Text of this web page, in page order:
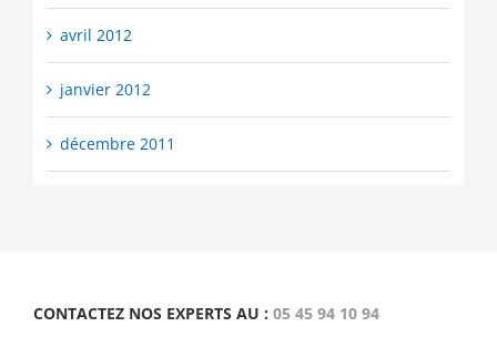
avril 2012
janvier 2012
décembre 2011
CONTACTEZ NOS EXPERTS AU : 05 45 94 10 94